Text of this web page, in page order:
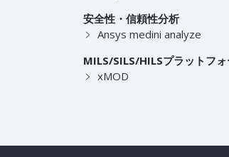
安全性・信頼性分析
Ansys medini analyze
MILS/SILS/HILSプラットフォ
xMOD